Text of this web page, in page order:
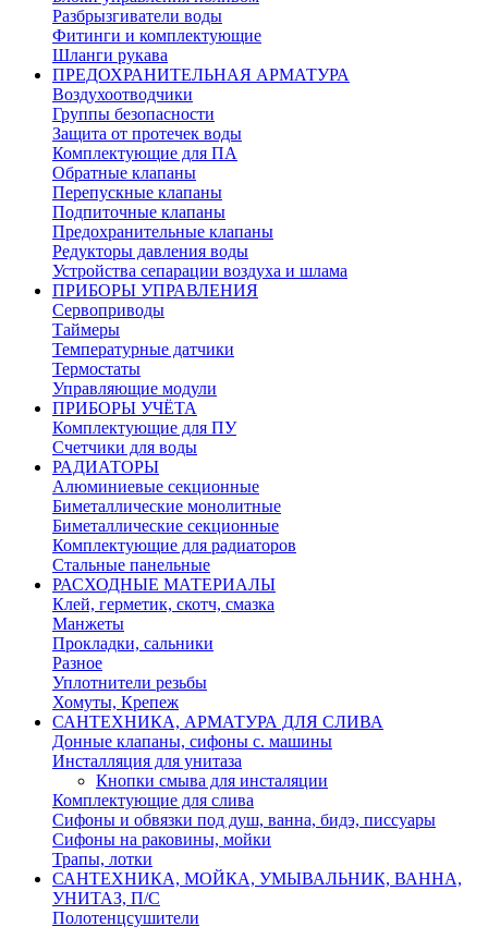
Разбрызгиватели воды
Фитинги и комплектующие
Шланги рукава
ПРЕДОХРАНИТЕЛЬНАЯ АРМАТУРА
Воздухоотводчики
Группы безопасности
Защита от протечек воды
Комплектующие для ПА
Обратные клапаны
Перепускные клапаны
Подпиточные клапаны
Предохранительные клапаны
Редукторы давления воды
Устройства сепарации воздуха и шлама
ПРИБОРЫ УПРАВЛЕНИЯ
Сервоприводы
Таймеры
Температурные датчики
Термостаты
Управляющие модули
ПРИБОРЫ УЧЁТА
Комплектующие для ПУ
Счетчики для воды
РАДИАТОРЫ
Алюминиевые секционные
Биметаллические монолитные
Биметаллические секционные
Комплектующие для радиаторов
Стальные панельные
РАСХОДНЫЕ МАТЕРИАЛЫ
Клей, герметик, скотч, смазка
Манжеты
Прокладки, сальники
Разное
Уплотнители резьбы
Хомуты, Крепеж
САНТЕХНИКА, АРМАТУРА ДЛЯ СЛИВА
Донные клапаны, сифоны с. машины
Инсталляция для унитаза
Кнопки смыва для инсталяции
Комплектующие для слива
Сифоны и обвязки под душ, ванна, бидэ, писсуары
Сифоны на раковины, мойки
Трапы, лотки
САНТЕХНИКА, МОЙКА, УМЫВАЛЬНИК, ВАННА,
УНИТАЗ, П/С
Полотенцсушители